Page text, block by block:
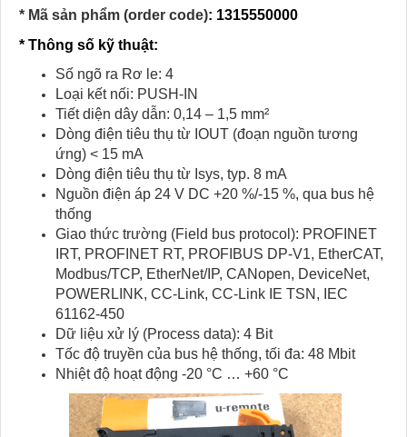
* Mã sản phẩm (order code): 1315550000
* Thông số kỹ thuật:
Số ngõ ra Rơ le: 4
Loại kết nối: PUSH-IN
Tiết diện dây dẫn: 0,14 – 1,5 mm²
Dòng điện tiêu thụ từ IOUT (đoạn nguồn tương
ứng) < 15 mA
Dòng điện tiêu thụ từ Isys, typ. 8 mA
Nguồn điện áp 24 V DC +20 %/-15 %, qua bus hệ
thống
Giao thức trường (Field bus protocol): PROFINET
IRT, PROFINET RT, PROFIBUS DP-V1, EtherCAT,
Modbus/TCP, EtherNet/IP, CANopen, DeviceNet,
POWERLINK, CC-Link, CC-Link IE TSN, IEC
61162-450
Dữ liệu xử lý (Process data): 4 Bit
Tốc độ truyền của bus hệ thống, tối đa: 48 Mbit
Nhiệt độ hoạt động -20 °C … +60 °C